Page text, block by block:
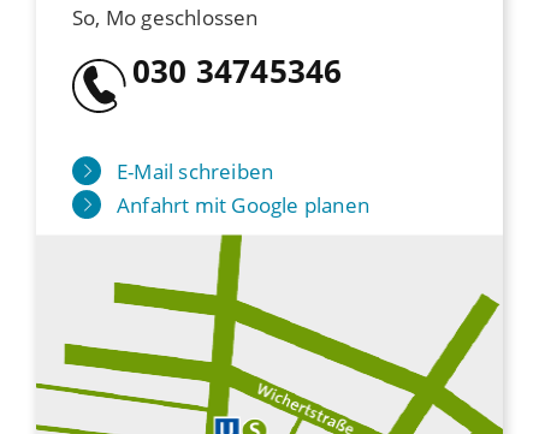
So, Mo geschlossen
030 34745346
E-Mail schreiben
Anfahrt mit Google planen